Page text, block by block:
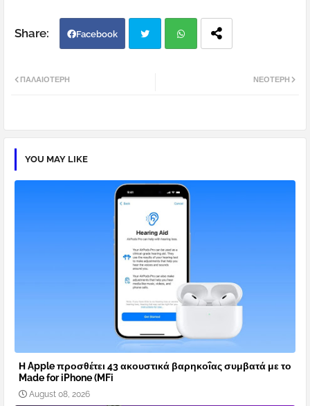
Facebook
pp
ΝΕΌΤΕΡΗ
ΠΑΛΑΙΌΤΕΡΗ
YOU MAY LIKE
Η Apple προσθέτει 43 ακουστικά βαρηκοΐας συμβατά με το
Made for iPhone (MFi
August 08, 2026